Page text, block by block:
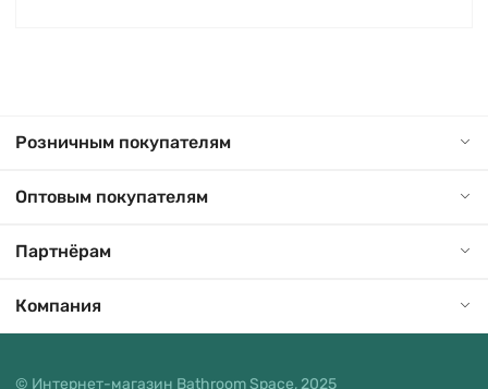
Розничным покупателям
Оптовым покупателям
Партнёрам
Компания
© Интернет-магазин Bathroom Space, 2025